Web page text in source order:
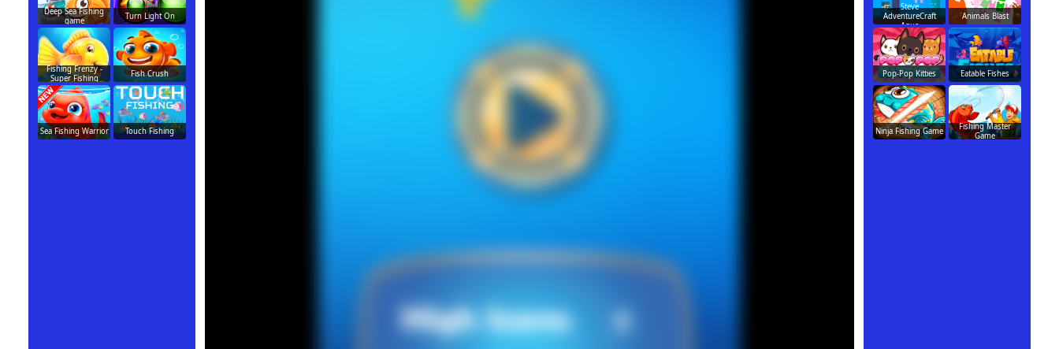
Deep Sea Fishing
game
Turn Light On
Fishing Frenzy -
Super Fishing
Fish Crush
Sea Fishing Warrior Touch Fishing
Steve
AdventureCraft
Aqua
Animals Blast
Pop-Pop Kitties Eatable Fishes
Ninja Fishing Game
Fishing Master
Game